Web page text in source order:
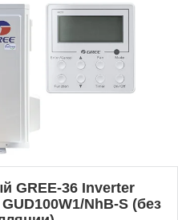
GREE-36 Inverter
NhB-S (без